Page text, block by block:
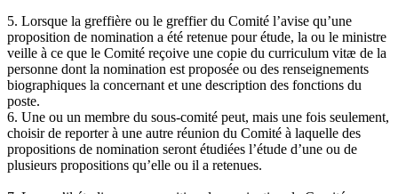
5. Lorsque la greffière ou le greffier du Comité l’avise qu’une
proposition de nomination a été retenue pour étude, la ou le ministre
veille à ce que le Comité reçoive une copie du curriculum vitæ de la
personne dont la nomination est proposée ou des renseignements
biographiques la concernant et une description des fonctions du
poste.
6. Une ou un membre du sous-comité peut, mais une fois seulement,
choisir de reporter à une autre réunion du Comité à laquelle des
propositions de nomination seront étudiées l’étude d’une ou de
plusieurs propositions qu’elle ou il a retenues.